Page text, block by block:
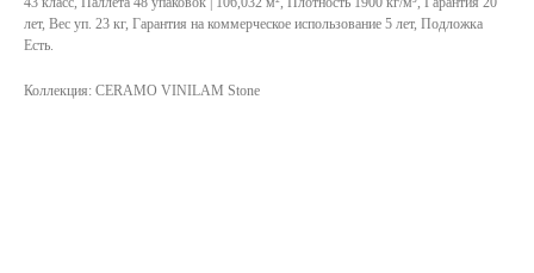
лет, Вес уп. 23 кг, Гарантия на коммерческое использование 5 лет, Подложка
Есть.
Коллекция: CERAMO VINILAM Stone